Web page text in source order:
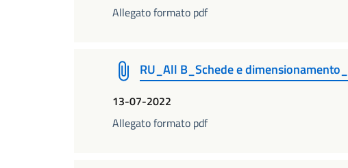
Allegato formato pdf
RU_All B_Schede e
13-07-2022
Allegato formato pdf